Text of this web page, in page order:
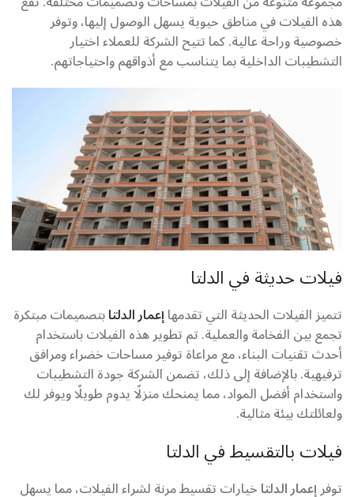
هذه الفيلات في مناطق حيوية يسهل الوصول إليها، وتوفر
خصوصية وراحة عالية. كما تتيح الشركة للعملاء اختيار
التشطيبات الداخلية بما يتناسب مع أذواقهم واحتياجاتهم.
فيلات حديثة في الدلتا
تتميز الفيلات الحديثة التي تقدمهاإعمار الدلتابتصميمات مبتكرة
تجمع بين الفخامة والعملية. تم تطوير هذه الفيلات باستخدام
أحدث تقنيات البناء، مع مراعاة توفير مساحات خضراء ومرافق
ترفيهية. بالإضافة إلى ذلك، تضمن الشركة جودة التشطيبات
واستخدام أفضل المواد، مما يمنحك منزلًا يدوم طويلًا ويوفر لك
ولعائلتك بيئة مثالية.
فيلات بالتقسيط في الدلتا
توفرإعمار الدلتاخيارات تقسيط مرنة لشراء الفيلات، مما يسهل